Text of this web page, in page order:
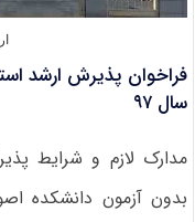
فراخوان پذیرش ارشد
سال ۹۷
مدارک لازم و شرایط